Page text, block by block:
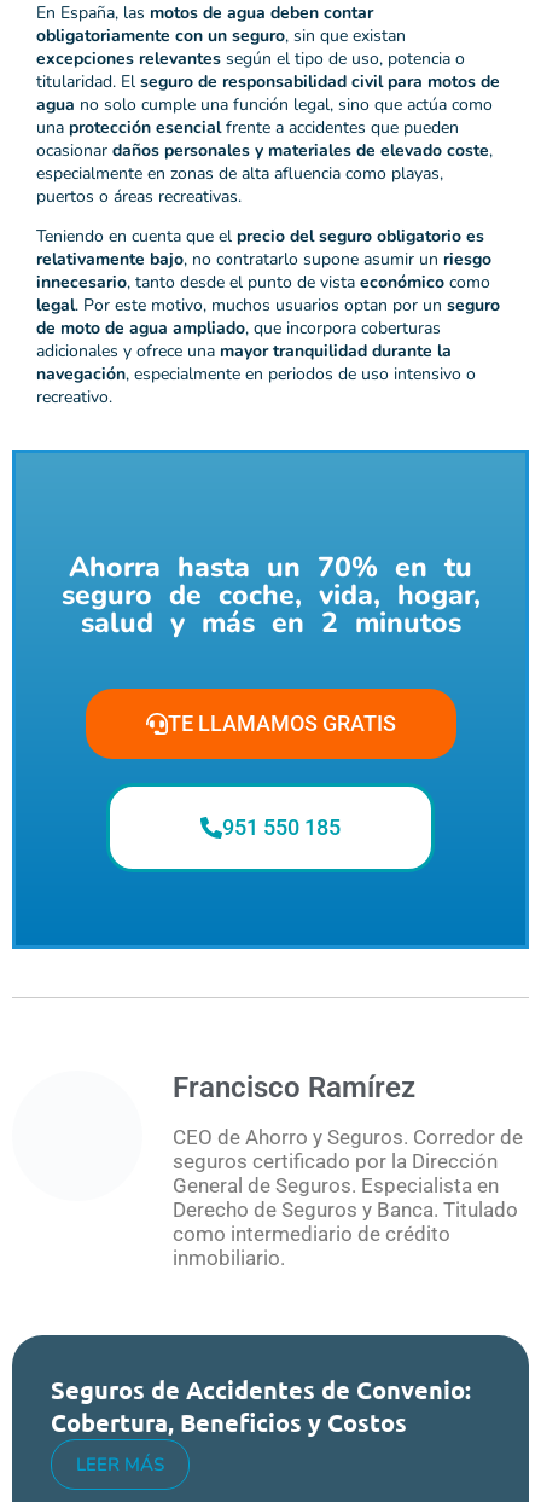
En España, las motos de agua deben contar
obligatoriamente con un seguro, sin que existan
excepciones relevantes según el tipo de uso, potencia o
titularidad. El seguro de responsabilidad civil para motos de
agua no solo cumple una función legal, sino que actúa como
una protección esencialfrente a accidentes que pueden
ocasionar daños personales y materiales de elevado coste,
especialmente en zonas de alta afluencia como playas,
puertos o áreas recreativas.
Teniendo en cuenta que el precio del seguro obligatorio es
relativamente bajo, no contratarlo supone asumir un riesgo
innecesario, tanto desde el punto de vista económico como
legal. Por este motivo, muchos usuarios optan por un seguro
de moto de agua ampliado, que incorpora coberturas
adicionales y ofrece una mayor tranquilidad durante la
navegación, especialmente en periodos de uso intensivo o
recreativo.
Ahorra hasta un 70% en tu
seguro de coche, vida, hogar,
salud y más en 2 minutos
TE LLAMAMOS GRATIS
951 550 185
Francisco Ramírez
CEO de Ahorro y Seguros. Corredor de
seguros certificado por la Dirección
General de Seguros. Especialista en
Derecho de Seguros y Banca. Titulado
como intermediario de crédito
inmobiliario.
Seguros de Accidentes de Convenio:
Cobertura, Beneficios y Costos
LEER MÁS